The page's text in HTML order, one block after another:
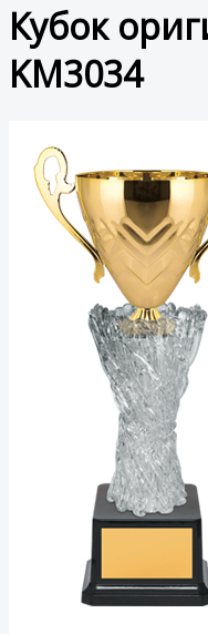
Кубок
KM3034